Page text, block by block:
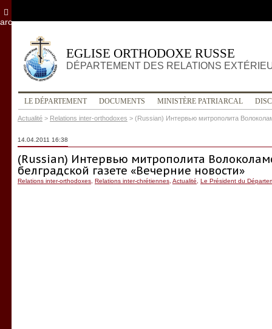
EGLISE ORTHODOXE RUSSE
DÉPARTEMENT DES RELATIONS
LE DÉPARTEMENT DOCUMENTS MINISTÈRE PATRIARCAL
Actualité > Relations inter-orthodoxes > (Russian) Интервью митрополита
14.04.2011 16:38
(Russian) Интервью митрополита
белградской газете «Вечерние новости»
Relations inter-orthodoxes Relations inter-chrétiennes Actualité Le Président du
archives